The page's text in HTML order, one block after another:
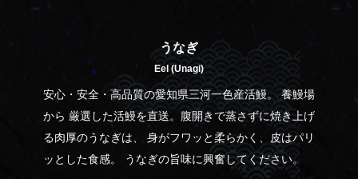
うなぎ
Eel (Unagi)
安心・安全・高品質の​愛知県三河一色産活鰻。 養鰻場
から 厳選した活鰻を直送。腹開きで蒸さずに焼き上げ
る肉厚のうなぎは、 身がフワッと柔らかく、皮はパリ
ッとした食感。 うなぎの旨味に興奮してください。